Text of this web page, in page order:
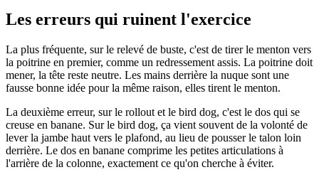
Les erreurs qui ruinent l'exercice
La plus fréquente, sur le relevé de buste, c'est de tirer le menton vers
la poitrine en premier, comme un redressement assis. La poitrine doit
mener, la tête reste neutre. Les mains derrière la nuque sont une
fausse bonne idée pour la même raison, elles tirent le menton.
La deuxième erreur, sur le rollout et le bird dog, c'est le dos qui se
creuse en banane. Sur le bird dog, ça vient souvent de la volonté de
lever la jambe haut vers le plafond, au lieu de pousser le talon loin
derrière. Le dos en banane comprime les petites articulations à
l'arrière de la colonne, exactement ce qu'on cherche à éviter.